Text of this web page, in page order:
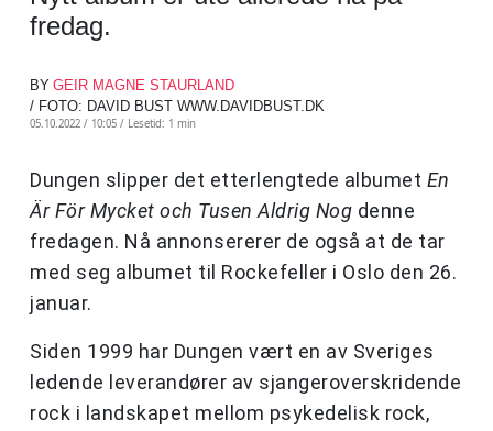
fredag.
BY GEIR MAGNE STAURLAND
/ FOTO: DAVID BUST WWW.DAVIDBUST.DK
05.10.2022 / 10:05 / Lesetid: 1 min
Dungen slipper det etterlengtede albumet En
Är För Mycket och Tusen Aldrig Nog denne
fredagen. Nå annonsererer de også at de tar
med seg albumet til Rockefeller i Oslo den 26.
januar.
Siden 1999 har Dungen vært en av Sveriges
ledende leverandører av sjangeroverskridende
rock i landskapet mellom psykedelisk rock,